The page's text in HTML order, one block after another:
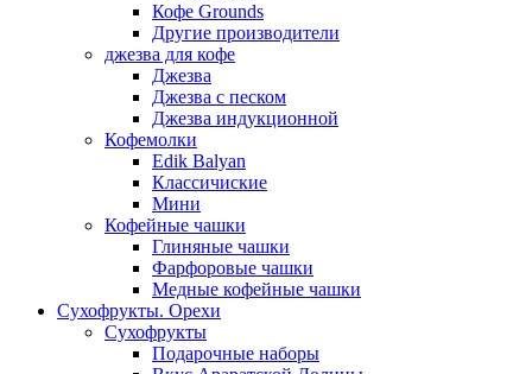
Кофе Grounds
Другие производители
джезва для кофе
Джезва
Джезва с песком
Джезва индукционной
Кофемолки
Edik Balyan
Классичиские
Мини
Кофейные чашки
Глиняные чашки
Фарфоровые чашки
Медные кофейные чашки
Сухофрукты. Орехи
Сухофрукты
Подарочные наборы